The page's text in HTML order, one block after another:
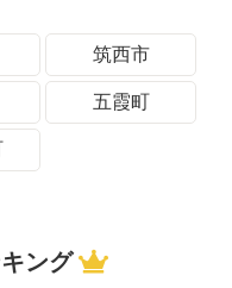
筑西市
五霞町
ング